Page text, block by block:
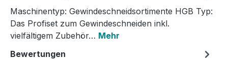
Maschinentyp: Gewindeschneidsortimente HGB Typ:
Das Profiset zum Gewindeschneiden inkl.
vielfältigem Zubehör… Mehr
Bewertungen